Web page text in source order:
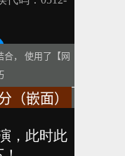
合， 使用了【网
（嵌面）